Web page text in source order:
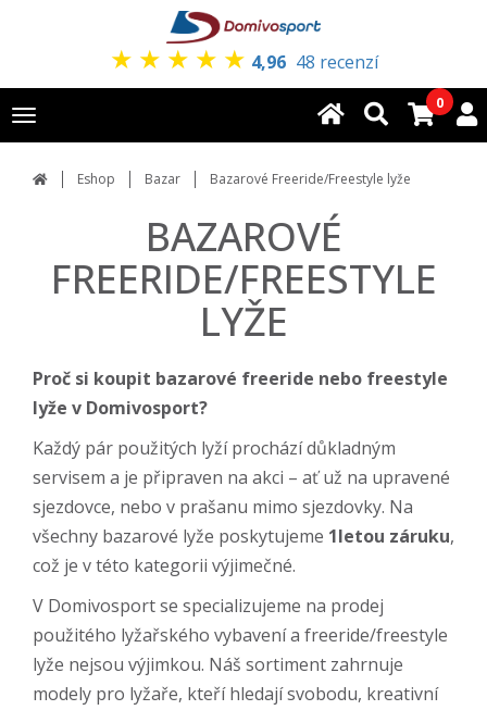
★ ★ ★ ★ ★ 4,96 48 recenzí
Toggle
navigation
0
Eshop Bazar Bazarové Freeride/Freestyle lyže
BAZAROVÉ
FREERIDE/FREESTYLE
LYŽE
Proč si koupit bazarové freeride nebo freestyle
lyže v Domivosport?
Každý pár použitých lyží prochází důkladným
servisem a je připraven na akci – ať už na upravené
sjezdovce, nebo v prašanu mimo sjezdovky. Na
všechny bazarové lyže poskytujeme 1letou záruku,
což je v této kategorii výjimečné.
V Domivosport se specializujeme na prodej
použitého lyžařského vybavení a freeride/freestyle
lyže nejsou výjimkou. Náš sortiment zahrnuje
modely pro lyžaře, kteří hledají svobodu, kreativní